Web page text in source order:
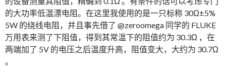
的大功率低温漂电阻。在这里我使用的是一只标称 30Ω±5%
5W 的绕线电阻，并且事先借了 @zeroomega 同学的 FLUKE
万用表来测了下阻值，得到其常温下的阻值约为 30.3Ω ，在
两端加了 5V 的电压之后温度升高，阻值变大，大约为 30.7Ω
。